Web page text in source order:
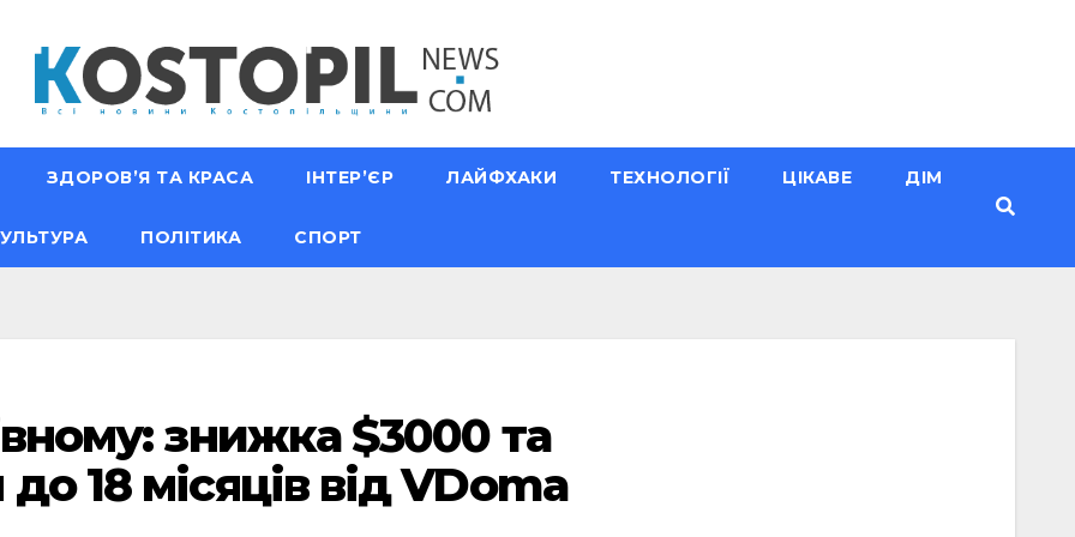
ЗДОРОВ’Я ТА КРАСА ІНТЕР’ЄР ЛАЙФХАКИ ТЕХНОЛОГІЇ ЦІКАВЕ ДІМ
ПОЛІТИКА СПОРТ
знижка $3000 та
18 місяців від VDoma